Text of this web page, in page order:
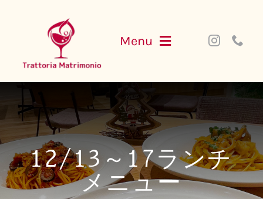
content
Menu
NEWS
MENU
PARTY12/13～17ランチ
メニュー